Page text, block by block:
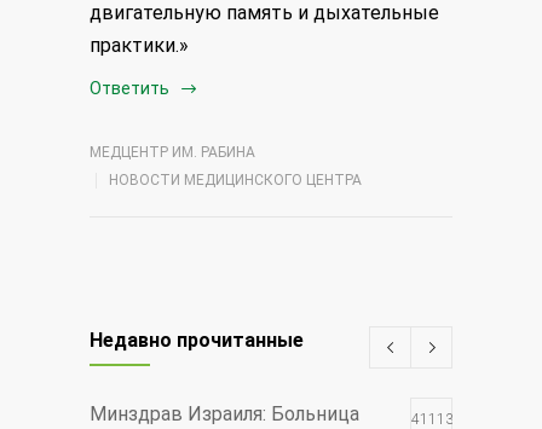
двигательную память и дыхательные
практики.»
Ответить
МЕДЦЕНТР ИМ. РАБИНА
НОВОСТИ МЕДИЦИНСКОГО ЦЕНТРА
Недавно прочитанные
Минздрав Израиля: Больница
411130